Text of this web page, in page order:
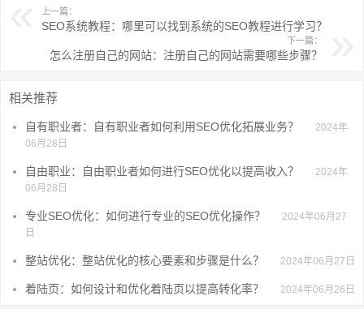
上一篇：
SEO系统教程：哪里可以找到系统的SEO教程进行学习？
下一篇：
怎么注册自己的网站：注册自己的网站需要哪些步骤？
相关推荐
自有职业者：自有职业者如何利用SEO优化拓展业务？
2024年
06月28日
自由职业：自由职业者如何进行SEO优化以提高收入？
2024年
06月28日
专业SEO优化：如何进行专业的SEO优化操作？
2024年06月27
日
整站优化：整站优化的核心要素和步骤是什么？ 2024年06月27日
着陆页：如何设计和优化着陆页以提高转化率？ 2024年06月26日